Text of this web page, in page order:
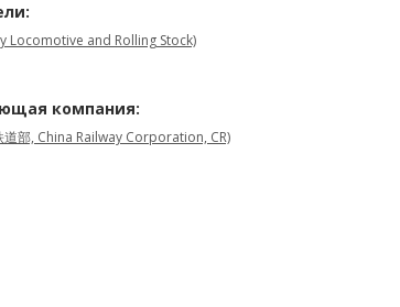
Locomotive and Rolling Stock)
компания:
道部, China Railway Corporation, CR)